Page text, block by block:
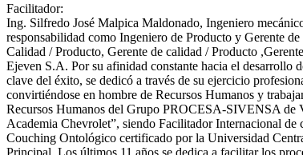
Facilitador:
Ing. Silfredo José Malpica Maldonado, Ingeniero
responsabilidad como Ingeniero de Producto y Gerente
Calidad / Producto, Gerente de calidad / Producto
Ejeven S.A. Por su afinidad constante hacia el desarrollo
clave del éxito, se dedicó a través de su ejercicio
convirtiéndose en hombre de Recursos Humanos y
Recursos Humanos del Grupo PROCESA-SIVENSA de
Academia Chevrolet”, siendo Facilitador Internacional de
Couching Ontológico certificado por la Universidad
Principal. Los últimos 11 años se dedica a facilitar los